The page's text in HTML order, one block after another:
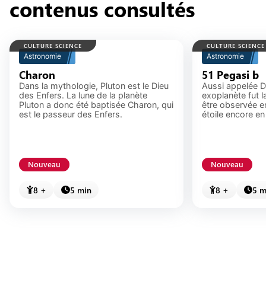
s’amusant à défier leurs amis.
contenus consultés
CULTURE SCIENCE
Astronomie
Charon
Dans la mythologie, Pluton est le Dieu
des Enfers. La lune de la planète
Pluton a donc été baptisée Charon, qui
est le passeur des Enfers.
Nouveau
8 + 5 min
CULTURE SCIENCE
Astronomie
51 Pegasi b
Aussi appelée
exoplanète fut
être observée
étoile encore
Nouveau
8 + 5